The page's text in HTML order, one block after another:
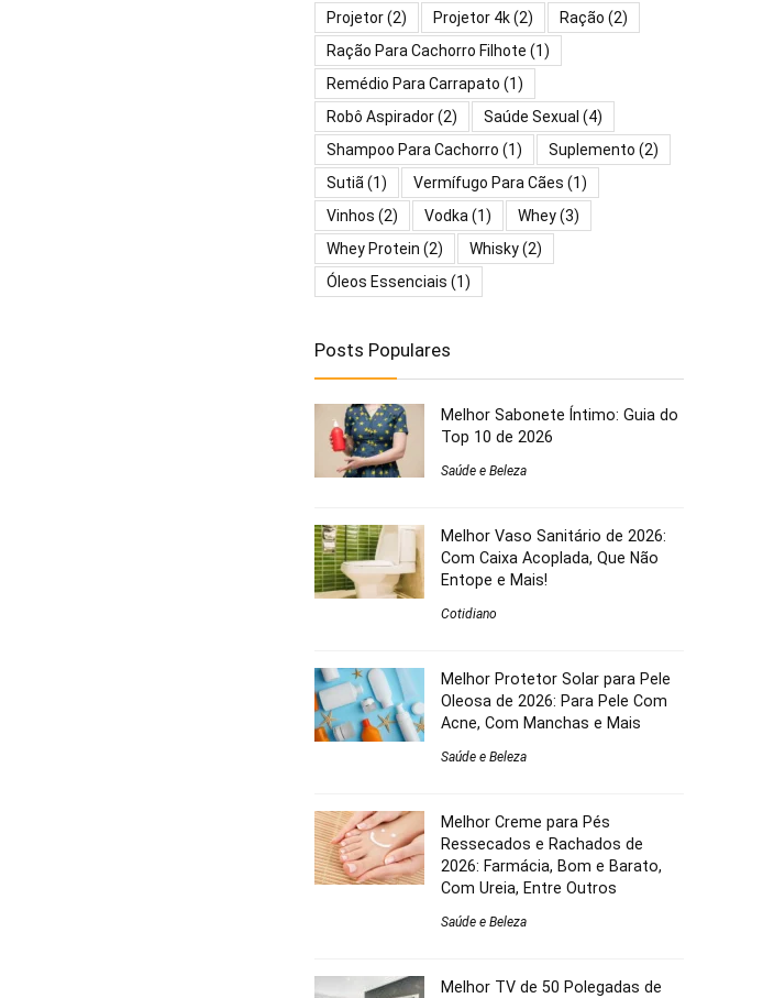
Projetor(2) Projetor 4k(2) Ração (2)
Ração Para Cachorro Filhote (1)
Remédio Para Carrapato (1)
Robô Aspirador(2) Saúde Sexual (4)
Shampoo Para Cachorro (1) Suplemento (2)
Sutiã (1) Vermífugo Para Cães (1)
Vinhos (2) Vodka (1) Whey(3)
Whey Protein (2) Whisky(2)
Óleos Essenciais (1)
Posts Populares
Melhor Sabonete Íntimo: Guia do
Top 10 de 2026
Saúde e Beleza
Melhor Vaso Sanitário de 2026:
Com Caixa Acoplada, Que Não
Entope e Mais!
Cotidiano
Melhor Protetor Solar para Pele
Oleosa de 2026: Para Pele Com
Acne, Com Manchas e Mais
Saúde e Beleza
Melhor Creme para Pés
Ressecados e Rachados de
2026: Farmácia, Bom e Barato,
Com Ureia, Entre Outros
Saúde e Beleza
Melhor TV de 50 Polegadas de